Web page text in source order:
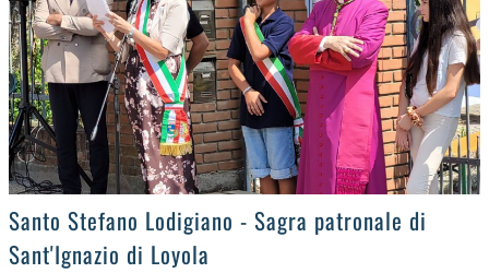
>
Santo Stefano Lodigiano - Sagra patronale di
Sant'Ignazio di Loyola